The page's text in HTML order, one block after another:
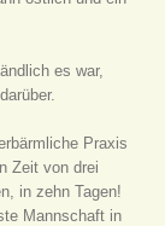
es war,
Praxis
Zeit von drei
in zehn Tagen!
Mannschaft in